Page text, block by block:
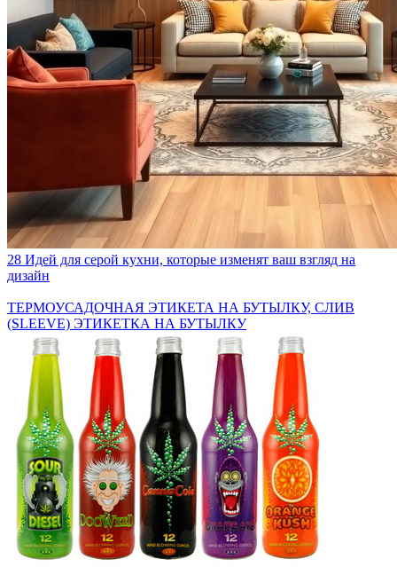
28 Идей для серой кухни, которые изменят ваш взгляд на
дизайн
ТЕРМОУСАДОЧНАЯ ЭТИКЕТА НА БУТЫЛКУ, СЛИВ
(SLEEVE) ЭТИКЕТКА НА БУТЫЛКУ